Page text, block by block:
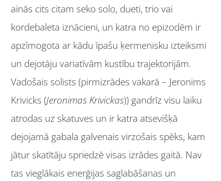
ainās cits citam seko solo, dueti, trio vai
kordebaleta iznācieni, un katra no epizodēm ir
apzīmogota ar kādu īpašu ķermenisku izteiksmi
un dejotāju variatīvām kustību trajektorijām.
Vadošais solists (pirmizrādes vakarā – Jeronims
Krivicks (Jeronimas Krivickas)) gandrīz visu laiku
atrodas uz skatuves un ir katra atsevišķā
dejojamā gabala galvenais virzošais spēks, kam
jātur skatītāju spriedzē visas izrādes gaitā. Nav
tas vieglākais enerģijas saglabāšanas un